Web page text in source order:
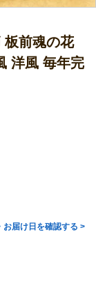
板前魂の花
洋風 毎年完
お届け日を確認する >